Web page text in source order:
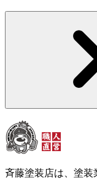
斉藤塗装店は、塗